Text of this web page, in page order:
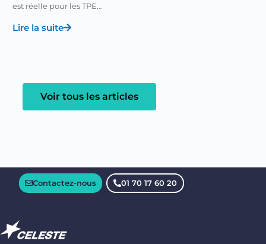
est réelle pour les TPE…
Lire la suite
Voir tous les articles
Contactez-nous 01 70 17 60 20